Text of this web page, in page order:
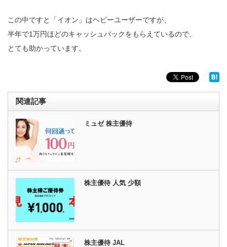
この中ですと「イオン」はヘビーユーザーですが、
半年で1万円ほどのキャッシュバックをもらえているので、
とても助かっています。
関連記事
ミュゼ 株主優待
株主優待 人気 少額
株主優待 JAL